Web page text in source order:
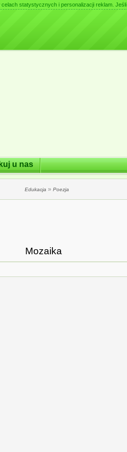
statystycznych i personalizacji reklam.
u nas
Edukacja » Poezja
Mozaika